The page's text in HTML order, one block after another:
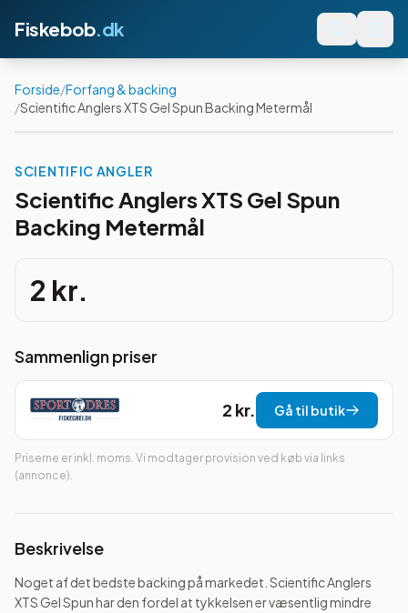
Fiskebob.dk
Forside/Forfang & backing
/Scientific Anglers XTS Gel Spun Backing Metermål
SCIENTIFIC ANGLER
Scientific Anglers XTS Gel Spun
Backing Metermål
2 kr.
Sammenlign priser
2 kr. Gå til butik
Priserne er inkl. moms. Vi modtager provision ved køb via links
(annonce).
Beskrivelse
Noget af det bedste backing på markedet. Scientific Anglers
XTS Gel Spun har den fordel at tykkelsen er væsentlig mindre